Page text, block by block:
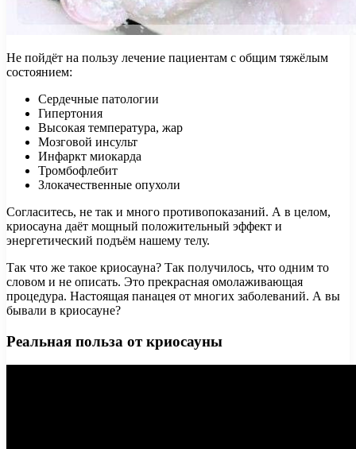
Не пойдёт на пользу лечение пациентам с общим тяжёлым
состоянием:
Сердечные патологии
Гипертония
Высокая температура, жар
Мозговой инсульт
Инфаркт миокарда
Тромбофлебит
Злокачественные опухоли
Согласитесь, не так и много противопоказаний. А в целом,
криосауна даёт мощный положительный эффект и
энергетический подъём нашему телу.
Так что же такое криосауна? Так получилось, что одним то
словом и не описать. Это прекрасная омолаживающая
процедура. Настоящая панацея от многих заболеваний. А вы
бывали в криосауне?
Реальная польза от криосауны